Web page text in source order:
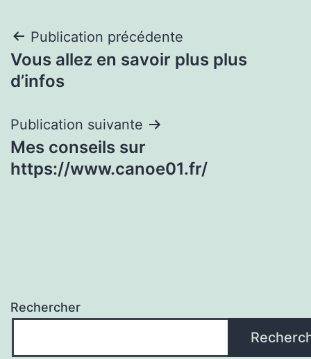
Navigation
de
Publication précédente
Vous allez en savoir plus plus
d’infos
Publication suivante
Mes conseils sur
https://www.canoe01.fr/
Rechercher